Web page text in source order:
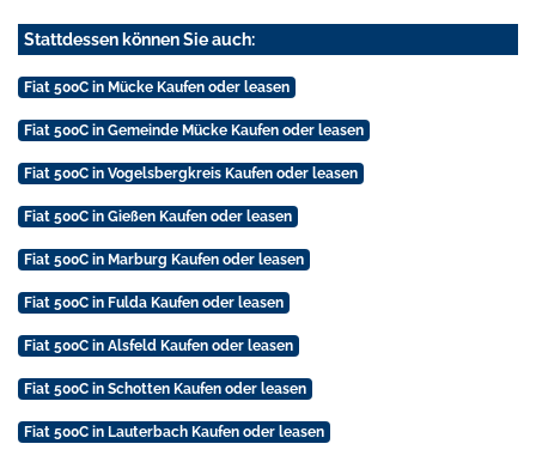
Stattdessen können Sie auch:
Fiat 500C in Mücke Kaufen oder leasen
Fiat 500C in Gemeinde Mücke Kaufen oder leasen
Fiat 500C in Vogelsbergkreis Kaufen oder leasen
Fiat 500C in Gießen Kaufen oder leasen
Fiat 500C in Marburg Kaufen oder leasen
Fiat 500C in Fulda Kaufen oder leasen
Fiat 500C in Alsfeld Kaufen oder leasen
Fiat 500C in Schotten Kaufen oder leasen
Fiat 500C in Lauterbach Kaufen oder leasen